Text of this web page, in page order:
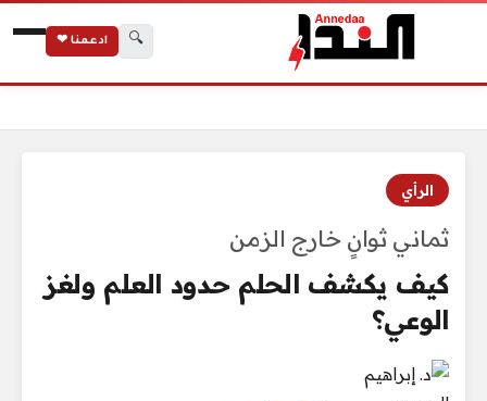
🔍 ادعمنا ❤
الرأي
ثماني ثوانٍ خارج الزمن
كيف يكشف الحلم حدود العلم ولغز
الوعي؟